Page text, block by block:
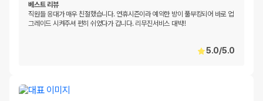
베스트 리뷰
직원들 응대가 매우 친절했습니다. 연휴시즌이라 예약한 방이 풀부킹되어 바로 업
그레이드 시켜주셔 편히 쉬었다가 갑니다. 리무진서비스 대박!!
5.0/5.0